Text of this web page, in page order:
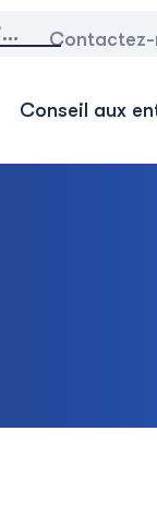
Contactez-
Conseil aux